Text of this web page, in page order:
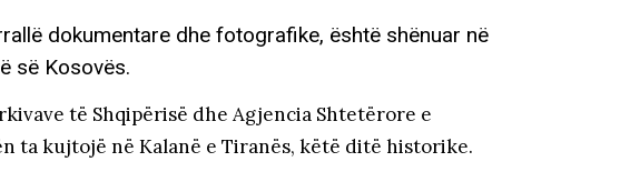
dokumentare dhe fotografike, është shënuar në
së Kosovës.
të Shqipërisë dhe Agjencia Shtetërore e
ta kujtojë në Kalanë e Tiranës, këtë ditë historike.